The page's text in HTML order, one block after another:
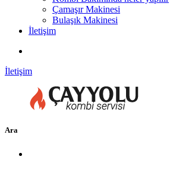
Çamaşır Makinesi
Bulaşık Makinesi
İletişim
İletişim
Ara